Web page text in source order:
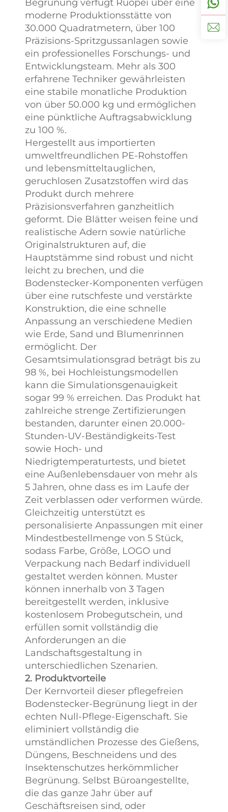
Anpassungsprozess
effizienter wird und die
Ergebnisse noch genauer
den Erwartungen der
Kunden entsprechen.
3-Tage-
kostenloses
Wir
eine
ermöglicht,
Tagen
erhalten,
der
wird. Kunden
testen und
wie
Merkmale
Kosten
Fortgeschrittenes
Qualitätskontrollsystem
Wir haben ein strenges
Qualitätsprüfungs-
System für unsere
Produkte etabliert, das
bereits an der Quelle eine
solide Grundlage für
Qualität schafft. Unsere
Produkte haben
professionelle Tests wie
Lichtechtheit, UV-
Beständigkeit und
Zugfestigkeit bestanden,
deren Daten anschaulich
ihre hervorragende
Haltbarkeit belegen.
Begrünung verfügt Ruopei über eine
moderne Produktionsstätte von
30.000 Quadratmetern, über 100
Präzisions-Spritzgussanlagen sowie
ein professionelles Forschungs- und
Entwicklungsteam. Mehr als 300
erfahrene Techniker gewährleisten
eine stabile monatliche Produktion
von über 50.000 kg und ermöglichen
eine pünktliche Auftragsabwicklung
zu 100 %.
Hergestellt aus importierten
umweltfreundlichen PE-Rohstoffen
und lebensmitteltauglichen,
geruchlosen Zusatzstoffen wird das
Produkt durch mehrere
Präzisionsverfahren ganzheitlich
geformt. Die Blätter weisen feine und
realistische Adern sowie natürliche
Originalstrukturen auf, die
Hauptstämme sind robust und nicht
leicht zu brechen, und die
Bodenstecker-Komponenten verfügen
über eine rutschfeste und verstärkte
Konstruktion, die eine schnelle
Anpassung an verschiedene Medien
wie Erde, Sand und Blumenrinnen
ermöglicht. Der
Gesamtsimulationsgrad beträgt bis zu
98 %, bei Hochleistungsmodellen
kann die Simulationsgenauigkeit
sogar 99 % erreichen. Das Produkt hat
zahlreiche strenge Zertifizierungen
bestanden, darunter einen 20.000-
Stunden-UV-Beständigkeits-Test
sowie Hoch- und
Niedrigtemperaturtests, und bietet
eine Außenlebensdauer von mehr als
5 Jahren, ohne dass es im Laufe der
Zeit verblassen oder verformen würde.
Gleichzeitig unterstützt es
personalisierte Anpassungen mit einer
Mindestbestellmenge von 5 Stück,
sodass Farbe, Größe, LOGO und
Verpackung nach Bedarf individuell
gestaltet werden können. Muster
können innerhalb von 3 Tagen
bereitgestellt werden, inklusive
kostenlosem Probegutschein, und
erfüllen somit vollständig die
Anforderungen an die
Landschaftsgestaltung in
unterschiedlichen Szenarien.
2. Produktvorteile
Der Kernvorteil dieser pflegefreien
Bodenstecker-Begrünung liegt in der
echten Null-Pflege-Eigenschaft. Sie
eliminiert vollständig die
umständlichen Prozesse des Gießens,
Düngens, Beschneidens und des
Insektenschutzes herkömmlicher
Begrünung. Selbst Büroangestellte,
die das ganze Jahr über auf
Geschäftsreisen sind, oder